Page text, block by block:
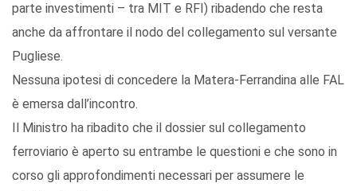
parte investimenti – tra MIT e RFI) ribadendo che resta
anche da affrontare il nodo del collegamento sul versante
Pugliese.
Nessuna ipotesi di concedere la Matera-Ferrandina alle FAL
è emersa dall’incontro.
Il Ministro ha ribadito che il dossier sul collegamento
ferroviario è aperto su entrambe le questioni e che sono in
corso gli approfondimenti necessari per assumere le